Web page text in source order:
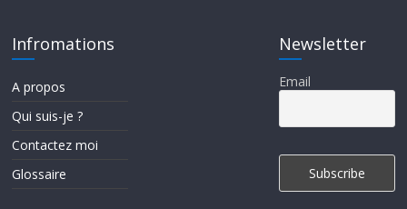
Infromations
A propos
Qui suis-je ?
Contactez moi
Glossaire
Newsletter
Email